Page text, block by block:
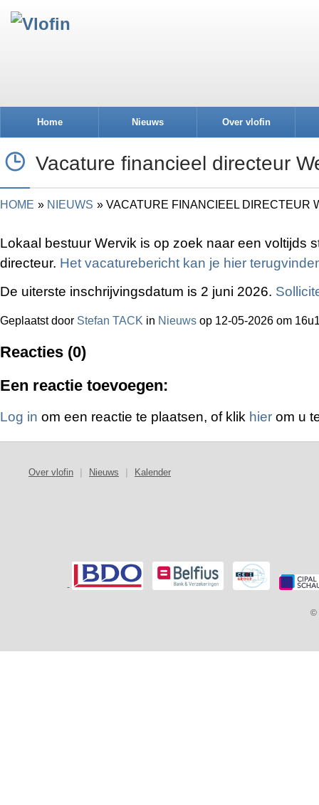
Home Nieuws Over vlofin
Vacature financieel directeur
HOME NIEUWS VACATURE FINANCIEEL DIRECTEUR
Lokaal bestuur Wervik is op zoek naar een voltijds
directeur. Het vacaturebericht kan je hier
De uiterste inschrijvingsdatum is 2 juni 2026.
Geplaatst door Stefan TACK in Nieuws op 12-05-2026 om
Reacties (0)
Een reactie toevoegen:
Log in om een reactie te plaatsen, of klik hier om u
Over vlofin Nieuws Kalender
-
©